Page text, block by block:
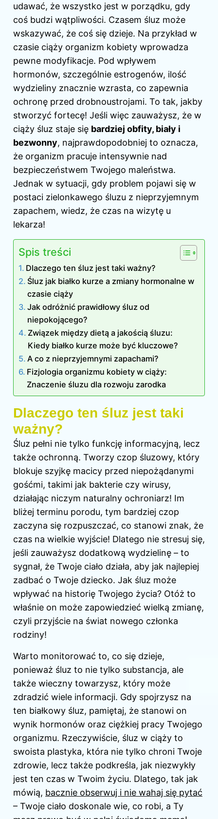
udawać, że wszystko jest w porządku, gdy
coś budzi wątpliwości. Czasem śluz może
wskazywać, że coś się dzieje. Na przykład w
czasie ciąży organizm kobiety wprowadza
pewne modyfikacje. Pod wpływem
hormonów, szczególnie estrogenów, ilość
wydzieliny znacznie wzrasta, co zapewnia
ochronę przed drobnoustrojami. To tak, jakby
stworzyć fortecę! Jeśli więc zauważysz, że w
ciąży śluz staje się bardziej obfity, biały i
bezwonny, najprawdopodobniej to oznacza,
że organizm pracuje intensywnie nad
bezpieczeństwem Twojego maleństwa.
Jednak w sytuacji, gdy problem pojawi się w
postaci zielonkawego śluzu z nieprzyjemnym
zapachem, wiedz, że czas na wizytę u
lekarza!
Spis treści
Dlaczego ten śluz jest taki ważny?
Śluz jak białko kurze a zmiany hormonalne w
czasie ciąży
Jak odróżnić prawidłowy śluz od
niepokojącego?
Związek między dietą a jakością śluzu:
Kiedy białko kurze może być kluczowe?
A co z nieprzyjemnymi zapachami?
Fizjologia organizmu kobiety w ciąży:
Znaczenie śluzu dla rozwoju zarodka
Dlaczego ten śluz jest taki
ważny?
Śluz pełni nie tylko funkcję informacyjną, lecz
także ochronną. Tworzy czop śluzowy, który
blokuje szyjkę macicy przed niepożądanymi
gośćmi, takimi jak bakterie czy wirusy,
działając niczym naturalny ochroniarz! Im
bliżej terminu porodu, tym bardziej czop
zaczyna się rozpuszczać, co stanowi znak, że
czas na wielkie wyjście! Dlatego nie stresuj się,
jeśli zauważysz dodatkową wydzielinę – to
sygnał, że Twoje ciało działa, aby jak najlepiej
zadbać o Twoje dziecko. Jak śluz może
wpływać na historię Twojego życia? Otóż to
właśnie on może zapowiedzieć wielką zmianę,
czyli przyjście na świat nowego członka
rodziny!
Warto monitorować to, co się dzieje,
ponieważ śluz to nie tylko substancja, ale
także wieczny towarzysz, który może
zdradzić wiele informacji. Gdy spojrzysz na
ten białkowy śluz, pamiętaj, że stanowi on
wynik hormonów oraz ciężkiej pracy Twojego
organizmu. Rzeczywiście, śluz w ciąży to
swoista plastyka, która nie tylko chroni Twoje
zdrowie, lecz także podkreśla, jak niezwykły
jest ten czas w Twoim życiu. Dlatego, tak jak
mówią, bacznie obserwuj i nie wahaj się pytać
– Twoje ciało doskonale wie, co robi, a Ty